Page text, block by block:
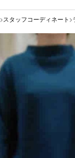
スタッフコーディネート